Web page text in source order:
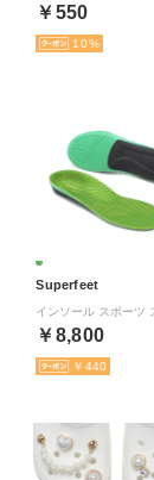
￥550
10
Superfeet
￥8,800
￥440